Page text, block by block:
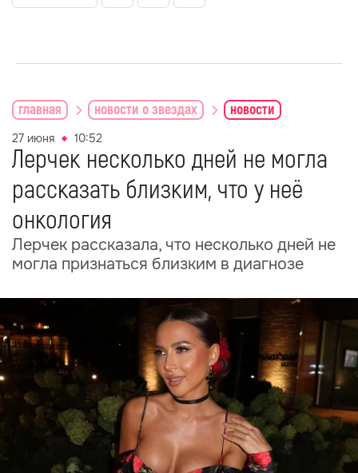
главная новости о звездах новости
27 июня 10:52
Лерчек несколько дней не могла
рассказать близким, что у неё
онкология
Лерчек рассказала, что несколько дней не
могла признаться близким в диагнозе